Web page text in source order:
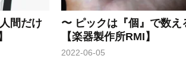
間だけ
〜 ピックは『個』で数え
【楽器製作所RMI】
2022-06-05